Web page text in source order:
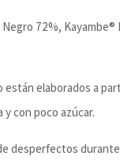
72%, Kayambe®
elaborados a
con poco azúcar.
desperfectos